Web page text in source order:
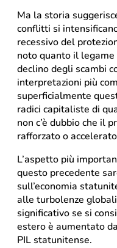
Ma la storia
conflitti si
recessivo del
noto quanto il
declino degli scambi
interpretazioni più
superficialmente
radici capitaliste di
non c’è dubbio che il
rafforzato o
L’aspetto più
questo precedente
sull’economia
alle turbolenze
significativo se si
estero è aumentato
PIL statunitense.